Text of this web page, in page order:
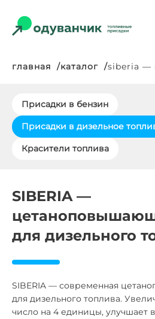
главная каталог siberia —
Присадки в бензин
Присадки в дизельное
Красители топлива
SIBERIA —
для дизельного
SIBERIA — современная
для дизельного топлива.
число на 4 единицы, улучшает